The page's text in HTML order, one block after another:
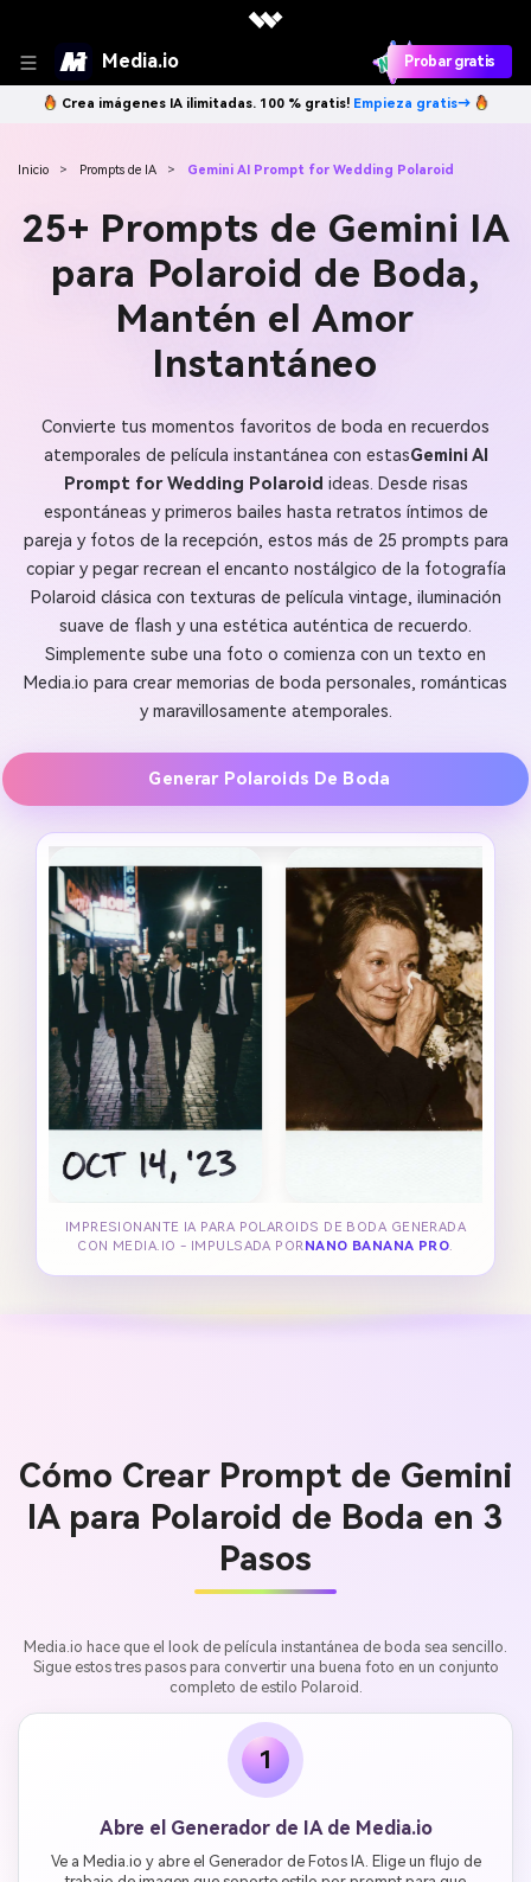
Media.io Probar gratis
Crea imágenes IA ilimitadas. 100 % gratis! Empieza gratis→
Inicio > Prompts de IA > Gemini AI Prompt for Wedding Polaroid
25+ Prompts de Gemini IA
para Polaroid de Boda,
Mantén el Amor
Instantáneo
Convierte tus momentos favoritos de boda en recuerdos
atemporales de película instantánea con estasGemini AI
Prompt for Wedding Polaroid ideas. Desde risas
espontáneas y primeros bailes hasta retratos íntimos de
pareja y fotos de la recepción, estos más de 25 prompts para
copiar y pegar recrean el encanto nostálgico de la fotografía
Polaroid clásica con texturas de película vintage, iluminación
suave de flash y una estética auténtica de recuerdo.
Simplemente sube una foto o comienza con un texto en
Media.io para crear memorias de boda personales, románticas
y maravillosamente atemporales.
Generar Polaroids De Boda
IMPRESIONANTE IA PARA POLAROIDS DE BODA GENERADA
CON MEDIA.IO - IMPULSADA POR NANO BANANA PRO.
Cómo Crear Prompt de Gemini
IA para Polaroid de Boda en 3
Pasos
Media.io hace que el look de película instantánea de boda sea sencillo.
Sigue estos tres pasos para convertir una buena foto en un conjunto
completo de estilo Polaroid.
1
Abre el Generador de IA de Media.io
Ve a Media.io y abre el Generador de Fotos IA. Elige un flujo de